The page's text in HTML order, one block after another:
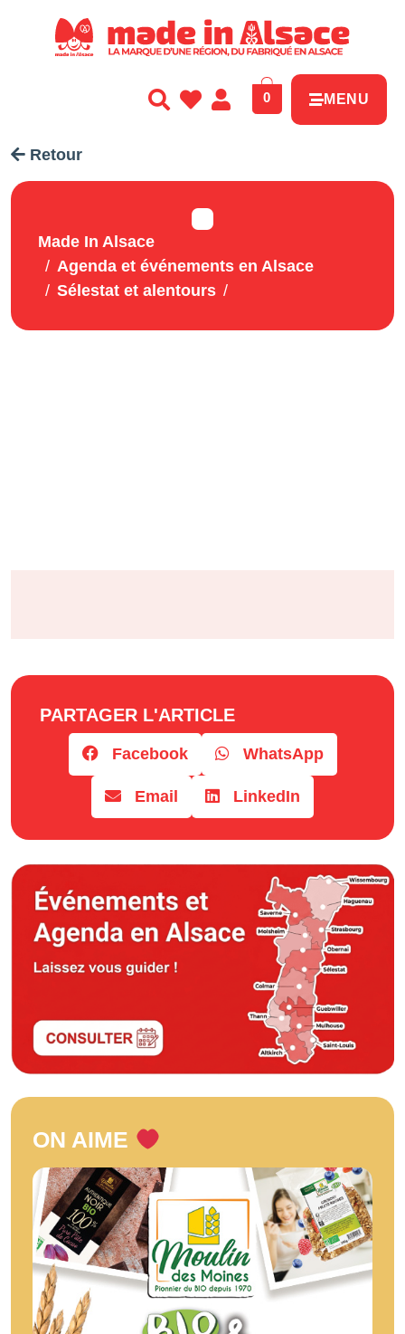
0 MENU
Retour
Made In Alsace
Agenda et événements en Alsace
Sélestat et alentours
PARTAGER L'ARTICLE
Facebook WhatsApp
Email LinkedIn
ON AIME